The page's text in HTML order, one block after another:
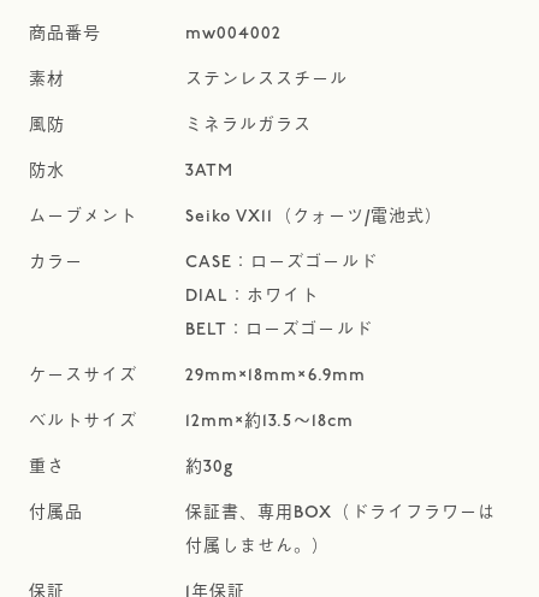
mw004002
ステンレススチール
ミネラルガラス
3ATM
Seiko VX11（クォーツ/電池式）
CASE：ローズゴールド
DIAL：ホワイト
BELT：ローズゴールド
29mm×18mm×6.9mm
12mm×約13.5～18cm
約30g
保証書、専用BOX（ドライフラワーは
付属しません。）
1年保証